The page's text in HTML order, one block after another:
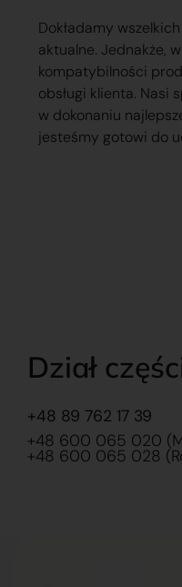
Dokładamy
aktualne. Jednakże,
kompatybilności
obsługi klienta. Nasi
w dokonaniu
jesteśmy gotowi do
Dział
+48 89 762 17 39
+48 600 065 020
+48 600 065 028